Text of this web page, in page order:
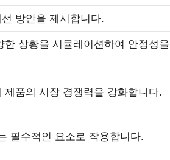
방안을 제시합니다.
상황을 시뮬레이션하여 안정성을
품의 시장 경쟁력을 강화합니다.
필수적인 요소로 작용합니다.